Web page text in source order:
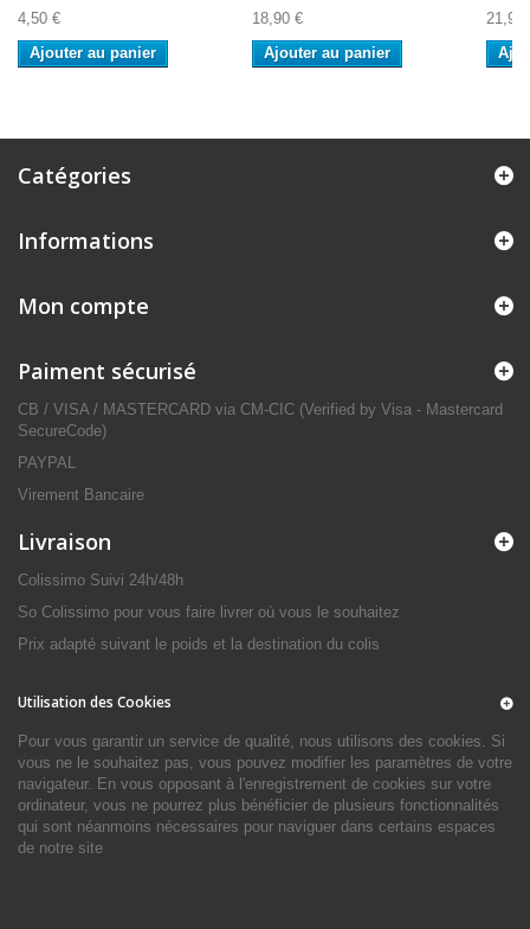
4,50 €
Ajouter au panier
18,90 €
Ajouter au panier
21,90
Catégories
Informations
Mon compte
Paiment sécurisé
CB / VISA / MASTERCARD via CM-CIC (Verified by Visa - Mastercard
SecureCode)
PAYPAL
Virement Bancaire
Livraison
Colissimo Suivi 24h/48h
So Colissimo pour vous faire livrer où vous le souhaitez
Prix adapté suivant le poids et la destination du colis
Utilisation des Cookies
Pour vous garantir un service de qualité, nous utilisons des cookies. Si
vous ne le souhaitez pas, vous pouvez modifier les paramètres de votre
navigateur. En vous opposant à l'enregistrement de cookies sur votre
ordinateur, vous ne pourrez plus bénéficier de plusieurs fonctionnalités
qui sont néanmoins nécessaires pour naviguer dans certains espaces
de notre site